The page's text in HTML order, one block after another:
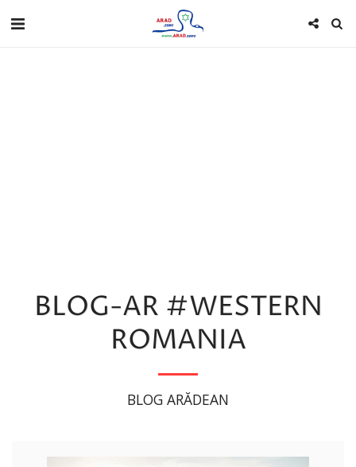
BLOG-AR #WESTERN
ROMANIA
BLOG ARĂDEAN